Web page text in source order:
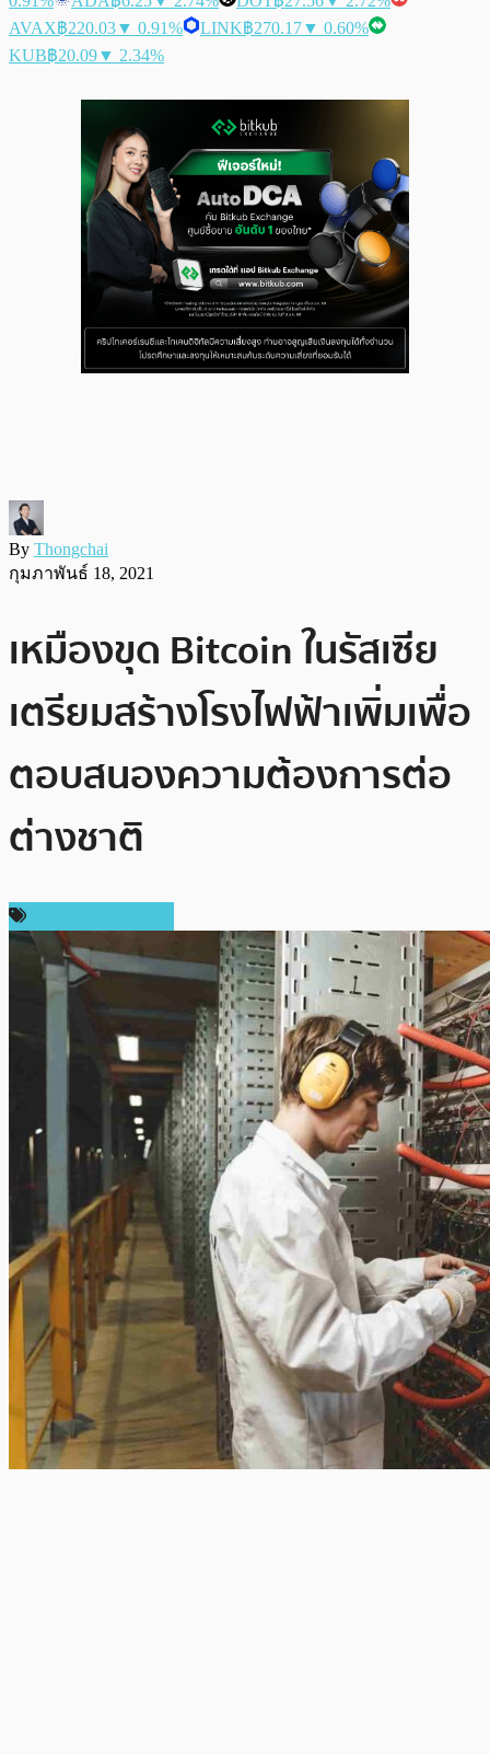
AVAX฿220.03▼ 0.91% LINK฿270.17▼ 0.60%
KUB฿20.09▼ 2.34%
By Thongchai
กุมภาพันธ์ 18, 2021
เหมืองขุด Bitcoin ในรัสเซีย
เตรียมสร้างโรงไฟฟ้าเพิ่มเพื่อ
ตอบสนองความต้องการต่อ
ต่างชาติ